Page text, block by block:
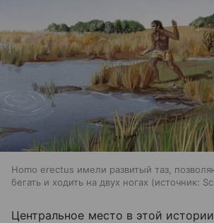
Homo erectus имели развитый таз,
бегать и ходить на двух ногах
источник:
Центральное место в этой